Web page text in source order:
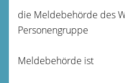
die Meldebehörde des
Personengruppe
Meldebehörde ist